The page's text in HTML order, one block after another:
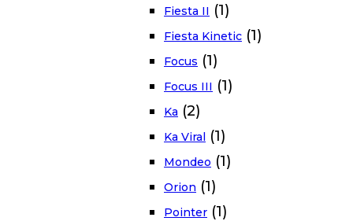
Fiesta II (1)
Fiesta Kinetic (1)
Focus (1)
Focus III (1)
Ka (2)
Ka Viral (1)
Mondeo (1)
Orion (1)
Pointer (1)